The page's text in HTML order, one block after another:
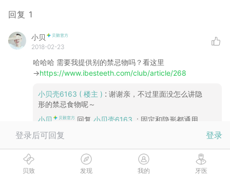
回复 1
小贝
2018-02-23
哈哈哈 需要我提供别的禁忌物吗？看这里
→https://www.ibesteeth.com/club/article/268
小贝壳6163 ( 楼主 ) : 谢谢亲，不过里面没怎么讲隐
形的禁忌食物呢～
小贝
回复 小贝壳6163 : 固定和隐形都通用
哦，冰块、硬骨头、容易染色的食物等等，这些都是
哦
登录后可回复 登录
贝致 发现 我的 牙医